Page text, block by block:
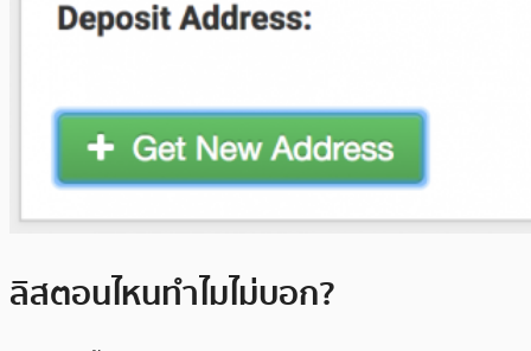
ลิสตอนไหนทำไมไม่บอก?